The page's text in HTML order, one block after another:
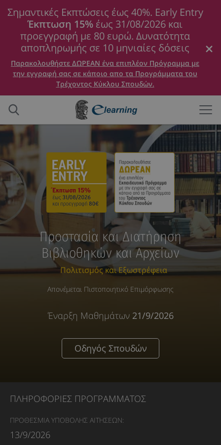
Σημαντικές Εκπτώσεις έως 40%. Early Entry
Έκπτωση 15% έως 31/08/2026 και
προεγγραφή με 80 ευρώ. Δυνατότητα
αποπληρωμής σε 10 μηνιαίες δόσεις
Παρακολουθήστε ΔΩΡΕΑΝ ένα επιπλέον Πρόγραμμα με
την εγγραφή σας σε κάποιο απο τα Προγράμματα του
Τρέχοντος Κύκλου Σπουδών.
Προστασία και Διατήρηση
Βιβλιοθηκών και Αρχείων
Πολιτισμός και Εξωστρέφεια
Απονέμεται Πιστοποιητικό Επιμόρφωσης
Έναρξη Μαθημάτων 21/9/2026
Οδηγός Σπουδών
ΠΛΗΡΟΦΟΡΙΕΣ ΠΡΟΓΡΑΜΜΑΤΟΣ
ΠΡΟΘΕΣΜΙΑ ΥΠΟΒΟΛΗΣ ΑΙΤΗΣΕΩΝ:
13/9/2026